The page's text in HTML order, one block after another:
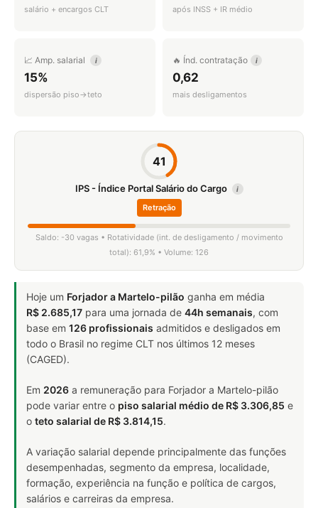
salário + encargos CLT após INSS + IR médio
📈 Amp. salarial i
15%
dispersão piso→teto
🔥 Índ. contratação i
0,62
mais desligamentos
41
IPS - Índice Portal Salário do Cargo i
Retração
Saldo: -30 vagas • Rotatividade (int. de desligamento / movimento
total): 61,9% • Volume: 126
Hoje um Forjador a Martelo-pilão ganha em média
R$ 2.685,17 para uma jornada de 44h semanais, com
base em 126 profissionais admitidos e desligados em
todo o Brasil no regime CLT nos últimos 12 meses
(CAGED).
Em 2026 a remuneração para Forjador a Martelo-pilão
pode variar entre o piso salarial médio de R$ 3.306,85 e
o teto salarial de R$ 3.814,15.
A variação salarial depende principalmente das funções
desempenhadas, segmento da empresa, localidade,
formação, experiência na função e política de cargos,
salários e carreiras da empresa.